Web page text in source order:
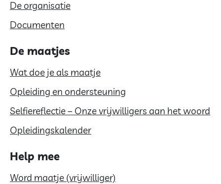
De organisatie
Documenten
De maatjes
Wat doe je als maatje
Opleiding en ondersteuning
Selfiereflectie – Onze vrijwilligers aan het woord
Opleidingskalender
Help mee
Word maatje (vrijwilliger)